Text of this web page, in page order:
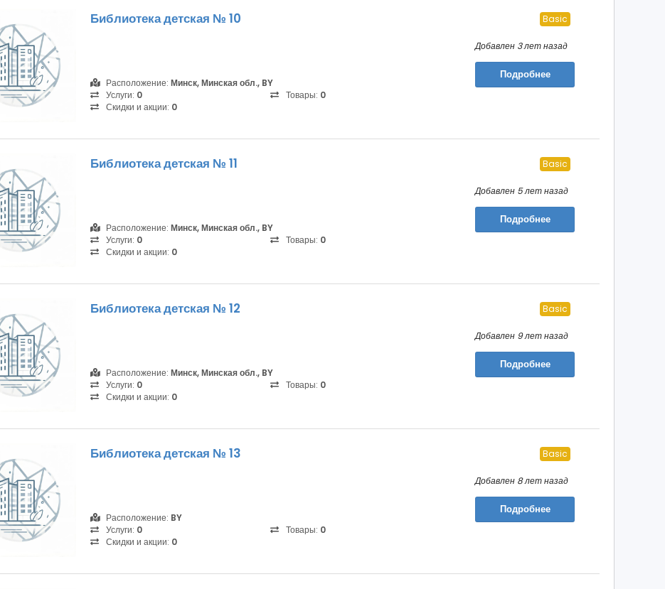
Библиотека детская № 10
Расположение: Минск, Минская обл., BY
Услуги: 0 Товары: 0
Скидки и акции: 0
Basic
Добавлен 3 лет назад
Подробнее
Библиотека детская № 11
Расположение: Минск, Минская обл., BY
Услуги: 0 Товары: 0
Скидки и акции: 0
Basic
Добавлен 5 лет назад
Подробнее
Библиотека детская № 12
Расположение: Минск, Минская обл., BY
Услуги: 0 Товары: 0
Скидки и акции: 0
Basic
Добавлен 9 лет назад
Подробнее
Библиотека детская № 13
Расположение: BY
Услуги: 0 Товары: 0
Скидки и акции: 0
Basic
Добавлен 8 лет назад
Подробнее